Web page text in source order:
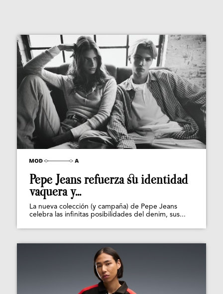
Pepe Jeans refuerza su identidad
vaquera y...
La nueva colección (y campaña) de Pepe Jeans
celebra las infinitas posibilidades del denim, sus...